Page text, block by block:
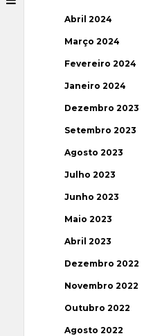
Abril 2024
Março 2024
Fevereiro 2024
Janeiro 2024
Dezembro 2023
Setembro 2023
Agosto 2023
Julho 2023
Junho 2023
Maio 2023
Abril 2023
Dezembro 2022
Novembro 2022
Outubro 2022
Agosto 2022